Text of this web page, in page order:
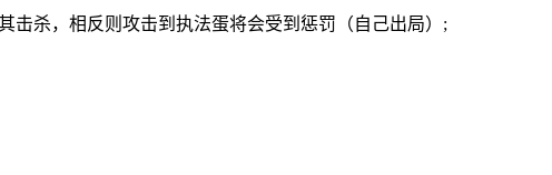
击杀，相反则攻击到执法蛋将会受到惩罚（自己出局）;